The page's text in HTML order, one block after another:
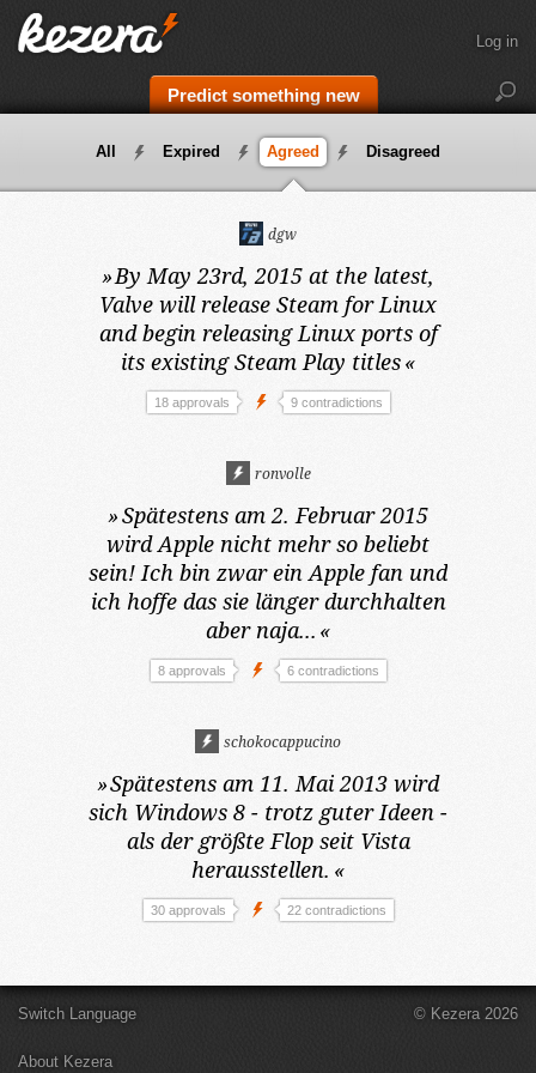
Predict something new
Log in
All Expired Agreed Disagreed
dgw
»By May 23rd, 2015 at the latest,
Valve will release Steam for Linux
and begin releasing Linux ports of
its existing Steam Play titles«
18 approvals 9 contradictions
ronvolle
»Spätestens am 2. Februar 2015
wird Apple nicht mehr so beliebt
sein! Ich bin zwar ein Apple fan und
ich hoffe das sie länger durchhalten
aber naja... «
8 approvals 6 contradictions
schokocappucino
»Spätestens am 11. Mai 2013 wird
sich Windows 8 - trotz guter Ideen -
als der größte Flop seit Vista
herausstellen. «
30 approvals 22 contradictions
Switch Language
About Kezera
© Kezera 2026